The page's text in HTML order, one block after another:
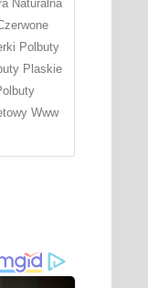
Naturalna
Polbuty
Plaskie
Www